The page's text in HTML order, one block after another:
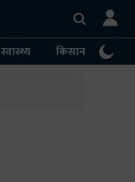
स्वास्थ्य किसान